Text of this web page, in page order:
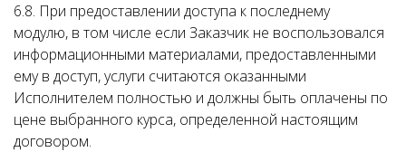
6.8. При предоставлении доступа к последнему
модулю, в том числе если Заказчик не воспользовался
информационными материалами, предоставленными
ему в доступ, услуги считаются оказанными
Исполнителем полностью и должны быть оплачены по
цене выбранного курса, определенной настоящим
договором.